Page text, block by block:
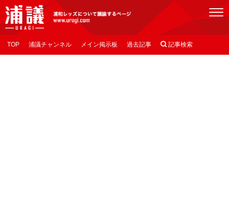
[浦議]浦和レッズについて議論するページ
TOP 浦議チャンネル メイン掲示板 過去記事  記事検索